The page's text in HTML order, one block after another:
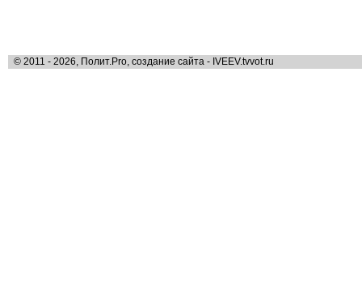
© 2011 - 2026, Полит.Pro, создание сайта - IVEEV.tvvot.ru